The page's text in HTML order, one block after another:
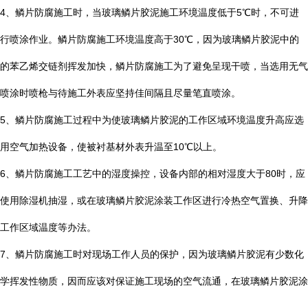
4 、鳞片防腐施工时，当玻璃鳞片胶泥施工环境温度低于5℃时，不可进
行喷涂作业。鳞片防腐施工环境温度高于30℃ ，因为玻璃鳞片胶泥中的
的苯乙烯交链剂挥发加快，鳞片防腐施工为了避免呈现干喷，当选用无气
喷涂时喷枪与待施工外表应坚持佳间隔且尽量笔直喷涂。
5 、鳞片防腐施工过程中为使玻璃鳞片胶泥的工作区域环境温度升高应选
用空气加热设备，使被衬基材外表升温至10℃以上。
6 、鳞片防腐施工工艺中的湿度操控，设备内部的相对湿度大于80时，应
使用除湿机抽湿，或在玻璃鳞片胶泥涂装工作区进行冷热空气置换、升降
工作区域温度等办法。
7 、鳞片防腐施工时对现场工作人员的保护，因为玻璃鳞片胶泥有少数化
学挥发性物质，因而应该对保证施工现场的空气流通，在玻璃鳞片胶泥涂